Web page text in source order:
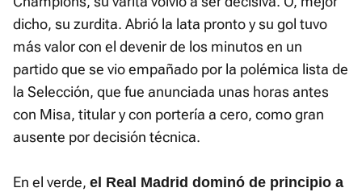
dicho, su zurdita. Abrió la lata pronto y su gol tuvo
más valor con el devenir de los minutos en un
partido que se vio empañado por la polémica lista de
la Selección, que fue anunciada unas horas antes
con Misa, titular y con portería a cero, como gran
ausente por decisión técnica.
En el verde, el Real Madrid dominó de principio a